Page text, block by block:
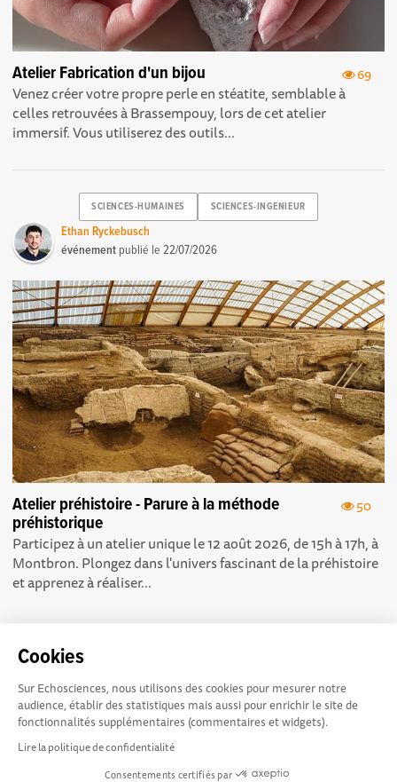
Cookies
Sur Echosciences, nous utilisons des cookies pour mesurer notre
audience, établir des statistiques mais aussi pour enrichir le site de
fonctionnalités supplémentaires (commentaires et widgets).
Lire la politique de confidentialité
Consentements certifiés par
69
Atelier Fabrication d'un bijou
Venez créer votre propre perle en stéatite, semblable à
celles retrouvées à Brassempouy, lors de cet atelier
immersif. Vous utiliserez des outils...
SCIENCES-HUMAINES SCIENCES-INGENIEUR
Ethan Ryckebusch
événement publié le22/07/2026
50
Atelier préhistoire - Parure à la méthode
préhistorique
Participez à un atelier unique le 12 août 2026, de 15h à 17h, à
Montbron. Plongez dans l'univers fascinant de la préhistoire
et apprenez à réaliser...
Conditions Générales d'utilisation
Echosciences Sud
Provence-Alpes-Côte
d'Azur est à l'initiative de la Région Sud et de la Délégation
régionale académique pour la Recherche et l'Innovation